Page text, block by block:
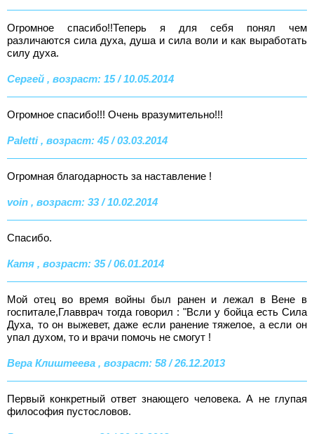
Огромное спасибо!!Теперь я для себя понял чем
различаются сила духа, душа и сила воли и как выработать
силу духа.
Сергей , возраст: 15 / 10.05.2014
Огромное спасибо!!! Очень вразумительно!!!
Paletti , возраст: 45 / 03.03.2014
Огромная благодарность за наставление !
voin , возраст: 33 / 10.02.2014
Спасибо.
Катя , возраст: 35 / 06.01.2014
Мой отец во время войны был ранен и лежал в Вене в
госпитале,Главврач тогда говорил : "Всли у бойца есть Сила
Духа, то он выжевет, даже если ранение тяжелое, а если он
упал духом, то и врачи помочь не смогут !
Вера Клиштеева , возраст: 58 / 26.12.2013
Первый конкретный ответ знающего человека. А не глупая
философия пустословов.